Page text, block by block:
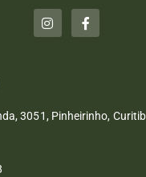
3051, Pinheirinho,